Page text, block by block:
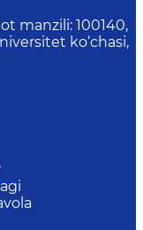
manzili: 100140,
ko‘chasi,